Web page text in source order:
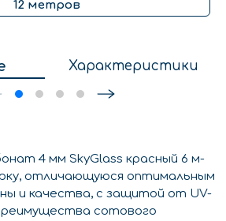
12 метров
Характеристики
4 мм SkyGlass красный 6 м-
отличающуюся оптимальным
и качества, с защитой от UV-
сотового